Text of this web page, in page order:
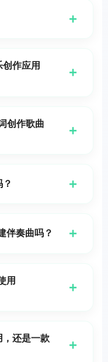
+
，而其他应用，如
生成完整的原创歌
作应用
+
奏和音乐创意。
创作歌曲
+
+
伴奏曲吗？ +
用
+
始的用户。
还是一款
+